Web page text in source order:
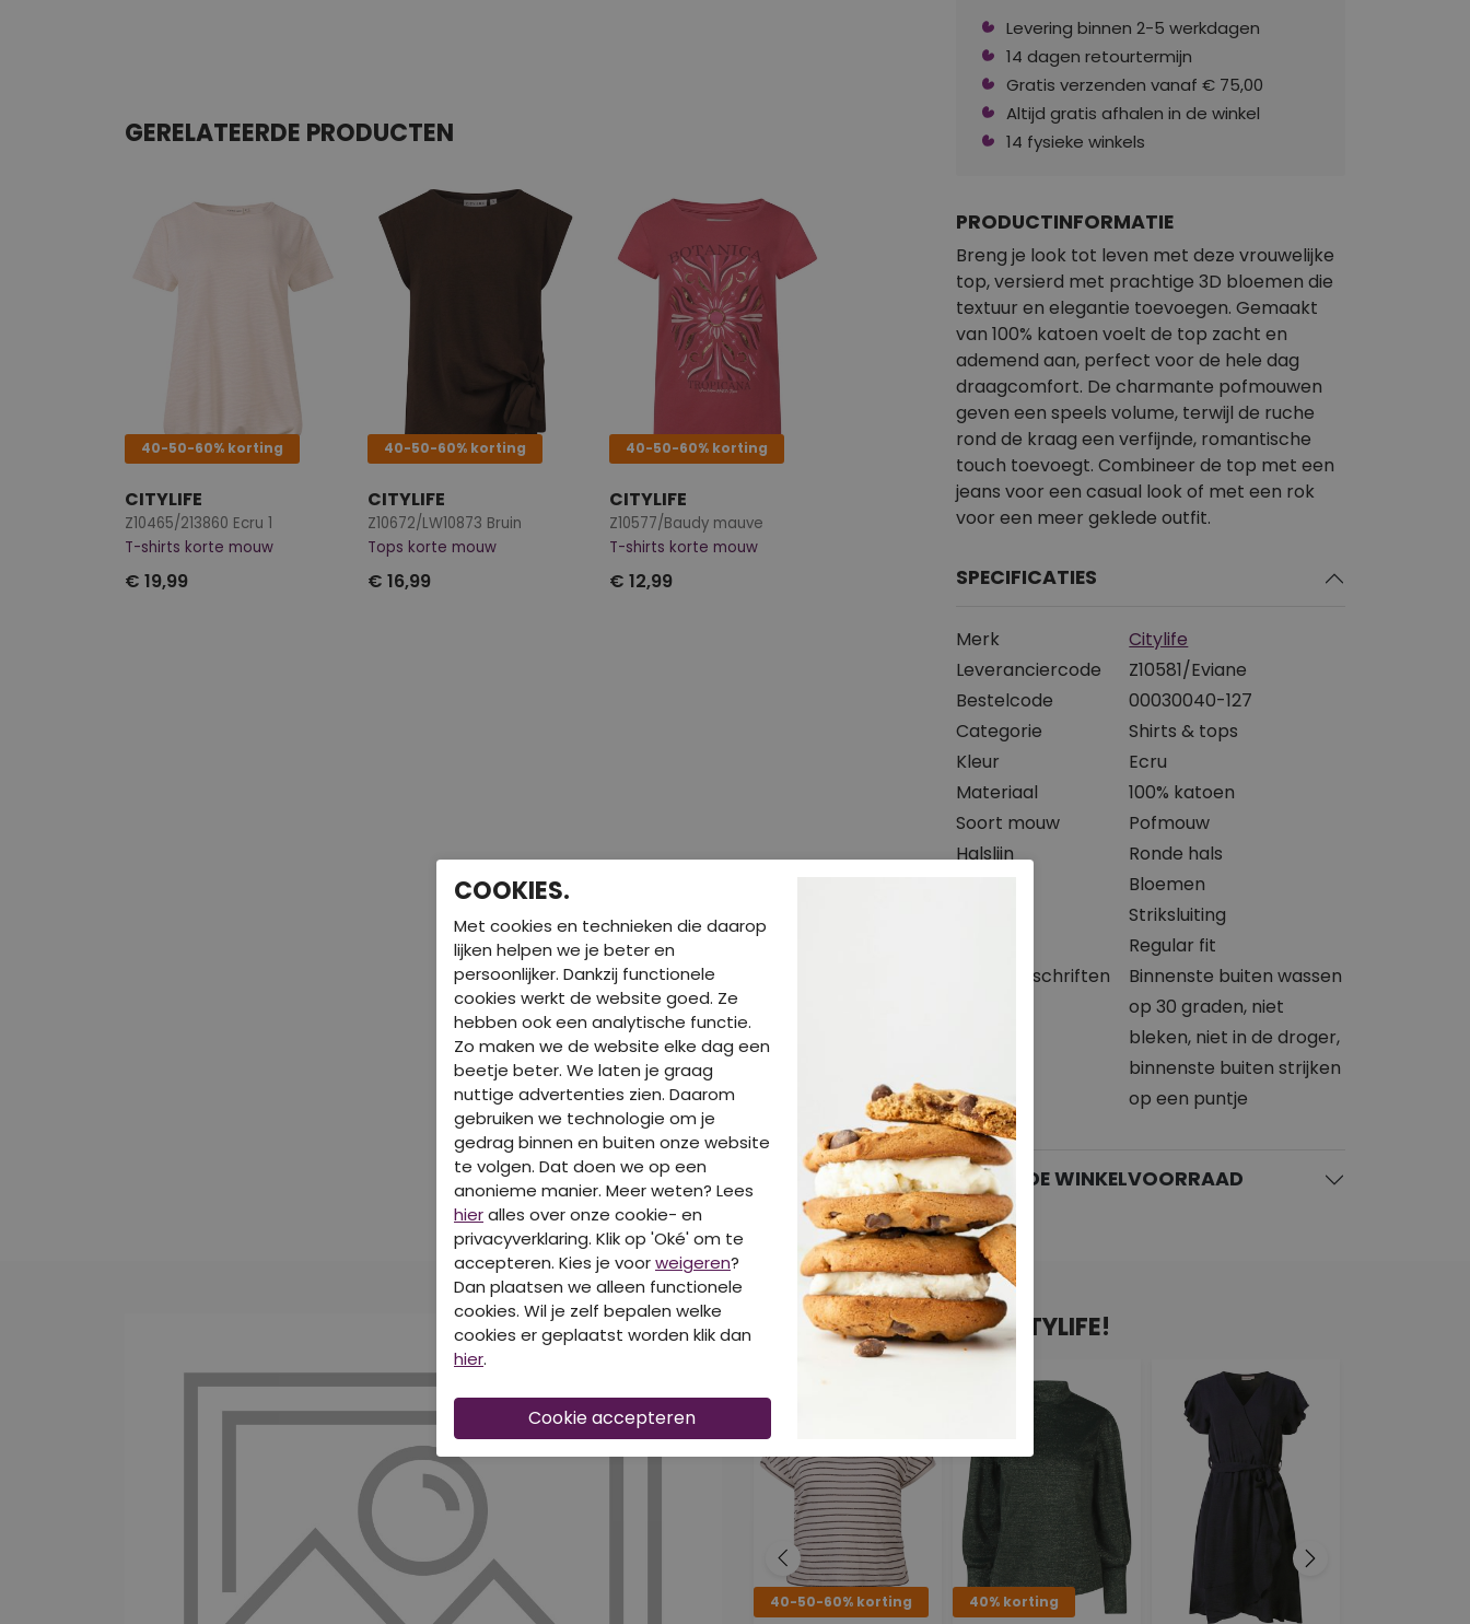
GERELATEERDE PRODUCTEN
40-50-60% korting
CITYLIFE
Z10465/213860 Ecru 1
T-shirts korte mouw
€ 19,99
40-50-60% korting
CITYLIFE
Z10672/LW10873 Bruin
Tops korte mouw
€ 16,99
40-50-60% korting
CITYLIFE
Z10577/Baudy mauve
T-shirts korte mouw
€ 12,99
Levering binnen 2-5 werkdagen
14 dagen retourtermijn
Gratis verzenden vanaf € 75,00
Altijd gratis afhalen in de winkel
14 fysieke winkels
PRODUCTINFORMATIE
Breng je look tot leven met deze vrouwelijke
top, versierd met prachtige 3D bloemen die
textuur en elegantie toevoegen. Gemaakt
van 100% katoen voelt de top zacht en
ademend aan, perfect voor de hele dag
draagcomfort. De charmante pofmouwen
geven een speels volume, terwijl de ruche
rond de kraag een verfijnde, romantische
touch toevoegt. Combineer de top met een
jeans voor een casual look of met een rok
voor een meer geklede outfit.
SPECIFICATIES
Merk
Citylife
Leveranciercode
Z10581/Eviane
Bestelcode
00030040-127
Categorie
Shirts & tops
Kleur
Ecru
Materiaal
100% katoen
Soort mouw
Pofmouw
Halslijn
Ronde hals
Bloemen
Striksluiting
Regular fit
Wasvoorschriften
Binnenste buiten wassen
op 30 graden, niet
bleken, niet in de droger,
binnenste buiten strijken
op een puntje
BEKIJK DE WINKELVOORRAAD
DIT IS OOK LEUK VAN CITYLIFE!
40-50-60% korting 40% korting
COOKIES.
Met cookies en technieken die daarop
lijken helpen we je beter en
persoonlijker. Dankzij functionele
cookies werkt de website goed. Ze
hebben ook een analytische functie.
Zo maken we de website elke dag een
beetje beter. We laten je graag
nuttige advertenties zien. Daarom
gebruiken we technologie om je
gedrag binnen en buiten onze website
te volgen. Dat doen we op een
anonieme manier. Meer weten? Lees
hieralles over onze cookie- en
privacyverklaring. Klik op 'Oké' om te
accepteren. Kies je voorweigeren?
Dan plaatsen we alleen functionele
cookies. Wil je zelf bepalen welke
cookies er geplaatst worden klik dan
hier.